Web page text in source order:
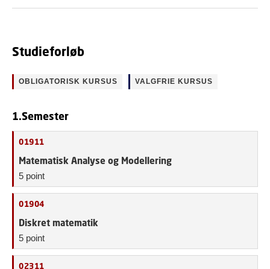
Studieforløb
OBLIGATORISK KURSUS VALGFRIE KURSUS
1.Semester
01911
Matematisk Analyse og Modellering
5 point
01904
Diskret matematik
5 point
02311